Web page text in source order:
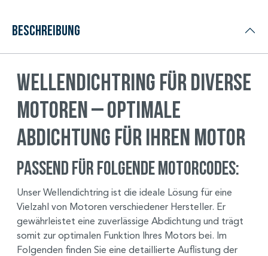
Beschreibung
Wellendichtring für diverse
Motoren – Optimale
Abdichtung für Ihren Motor
Passend für folgende Motorcodes:
Unser Wellendichtring ist die ideale Lösung für eine
Vielzahl von Motoren verschiedener Hersteller. Er
gewährleistet eine zuverlässige Abdichtung und trägt
somit zur optimalen Funktion Ihres Motors bei. Im
Folgenden finden Sie eine detaillierte Auflistung der